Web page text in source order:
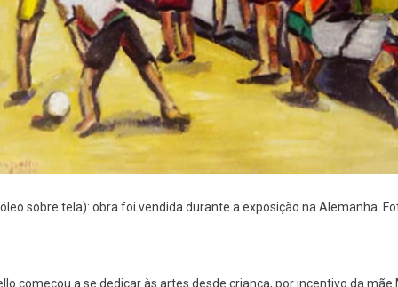
sobre tela): obra foi vendida durante a exposição na Alemanha.
começou a se dedicar às artes desde criança, por incentivo da mãe